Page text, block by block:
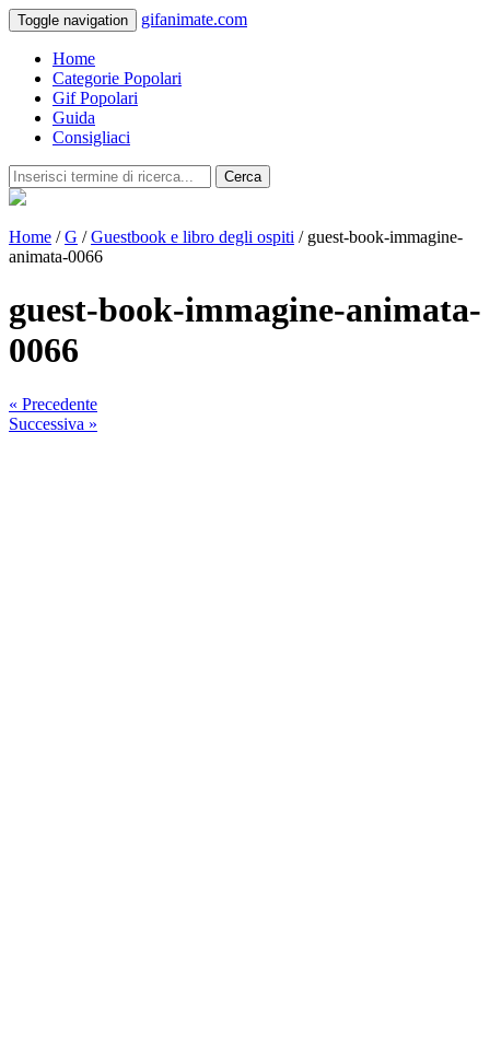
Toggle navigation gifanimate.com
Home
Categorie Popolari
Gif Popolari
Guida
Consigliaci
Cerca
Home /G /Guestbook e libro degli ospiti / guest-book-immagine-
animata-0066
guest-book-immagine-animata-
0066
« Precedente
Successiva »